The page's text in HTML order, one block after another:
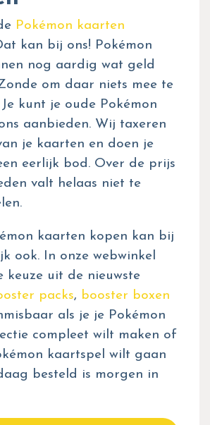
Pokémon kaarten
kan bij ons! Pokémon
nog aardig wat geld
om daar niets mee te
kunt je oude Pokémon
aanbieden. Wij taxeren
je kaarten en doen je
eerlijk bod. Over de prijs
valt helaas niet te
kaarten kopen kan bij
ook. In onze webwinkel
keuze uit de nieuwste
packs, booster boxen
als je je Pokémon
compleet wilt maken of
kaartspel wilt gaan
besteld is morgen in